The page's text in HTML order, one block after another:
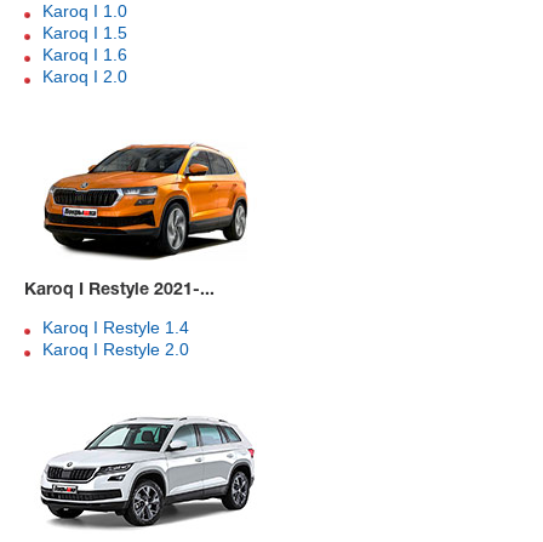
Karoq I 1.0
Karoq I 1.5
Karoq I 1.6
Karoq I 2.0
Karoq I Restyle 2021-...
Karoq I Restyle 1.4
Karoq I Restyle 2.0